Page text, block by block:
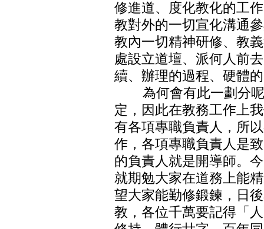
修進道、度化教化的工
教對外的一切宣化溝通
教內一切精神研修、教
處設立道壇、派何人前
續、辦理的過程、硬體
為何會有此一劃分呢
定，因此在教務工作上
有各項專職負責人，所
作，各項專職負責人是
的負責人就是開導師。
就期勉大家在道務上能
望大家能勤修鍛鍊，日
教，各位千萬要記得「